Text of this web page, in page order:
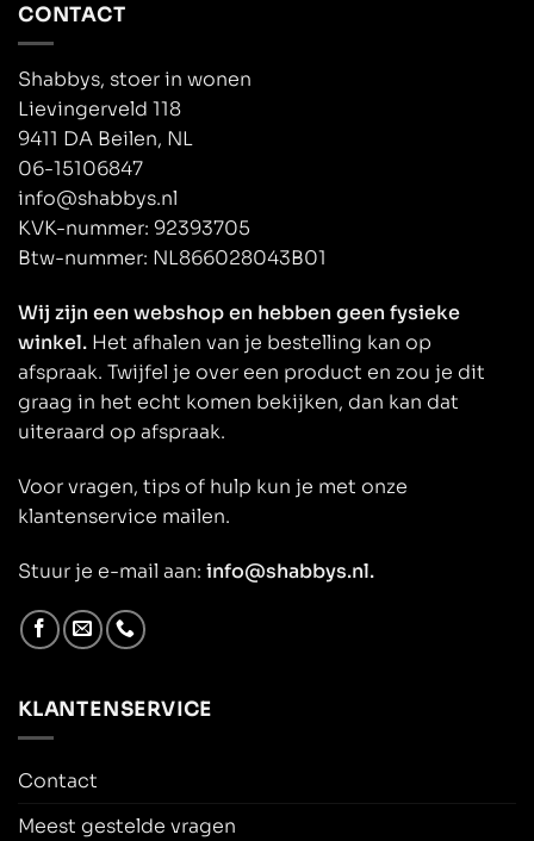
CONTACT
Shabbys, stoer in wonen
Lievingerveld 118
9411 DA Beilen, NL
06-15106847
info@shabbys.nl
KVK-nummer: 92393705
Btw-nummer: NL866028043B01
Wij zijn een webshop en hebben geen fysieke
winkel. Het afhalen van je bestelling kan op
afspraak. Twijfel je over een product en zou je dit
graag in het echt komen bekijken, dan kan dat
uiteraard op afspraak.
Voor vragen, tips of hulp kun je met onze
klantenservice mailen.
Stuur je e-mail aan: info@shabbys.nl.
KLANTENSERVICE
Contact
Meest gestelde vragen